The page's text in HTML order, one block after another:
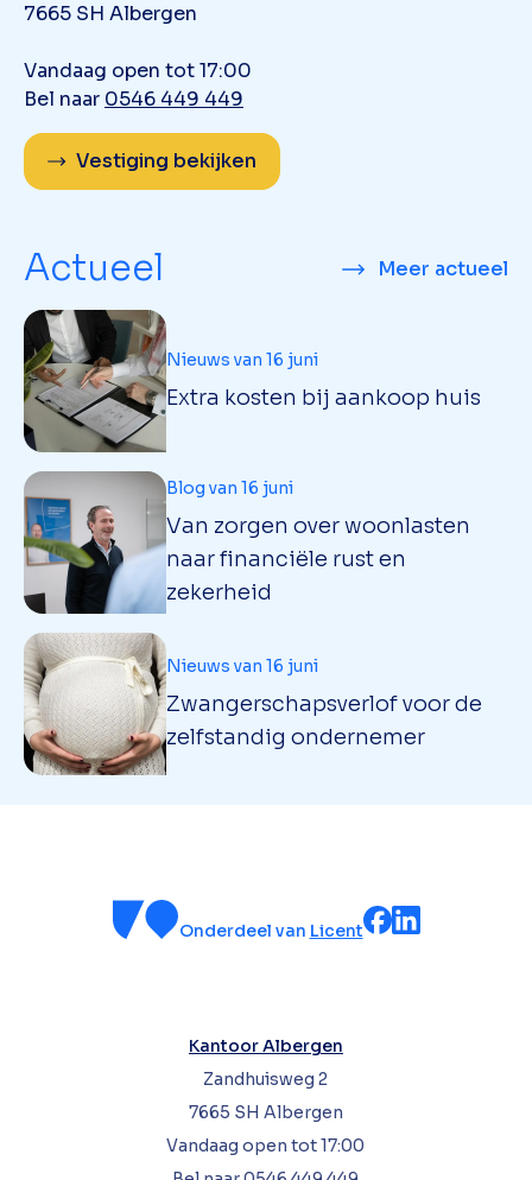
7665 SH Albergen
Vandaag open tot 17:00
Bel naar 0546 449 449
Vestiging bekijken
Actueel Meer actueel
Extra kosten bij aankoop huis
Nieuws van 16 juni
Van zorgen over woonlasten
naar financiële rust en
zekerheid
Blog van 16 juni
Zwangerschapsverlof voor de
zelfstandig ondernemer
Nieuws van 16 juni
Onderdeel van Licent
Kantoor Albergen
Zandhuisweg 2
7665 SH Albergen
Vandaag open tot 17:00